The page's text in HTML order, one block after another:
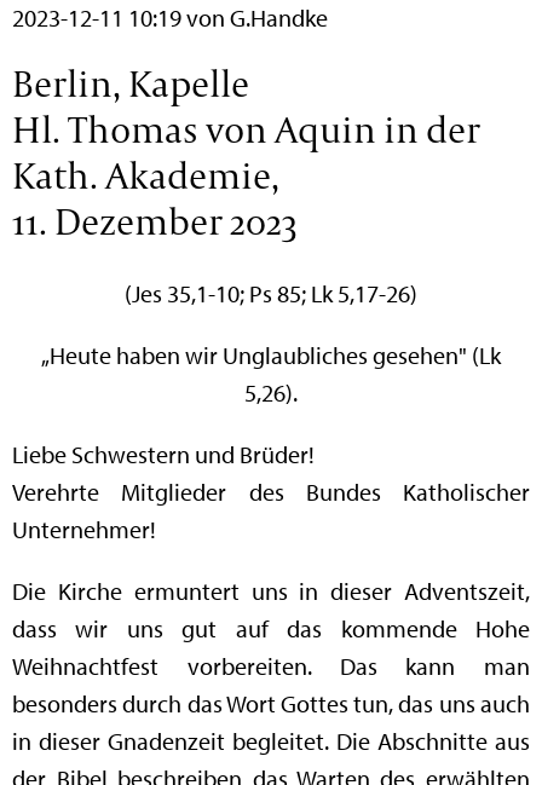
2023-12-11 10:19von G.Handke
Berlin, Kapelle
Hl. Thomas von Aquin in der
Kath. Akademie,
11. Dezember 2023
(Jes 35,1-10; Ps 85; Lk 5,17-26)
„Heute haben wir Unglaubliches gesehen" (Lk
5,26).
Liebe Schwestern und Brüder!
Verehrte Mitglieder des Bundes Katholischer
Unternehmer!
Die Kirche ermuntert uns in dieser Adventszeit,
dass wir uns gut auf das kommende Hohe
Weihnachtfest vorbereiten. Das kann man
besonders durch das Wort Gottes tun, das uns auch
in dieser Gnadenzeit begleitet. Die Abschnitte aus
der Bibel beschreiben das Warten des erwählten